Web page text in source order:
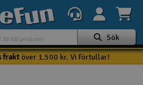
Sök
fraktöver 1.500 kr. Vi förtullar!